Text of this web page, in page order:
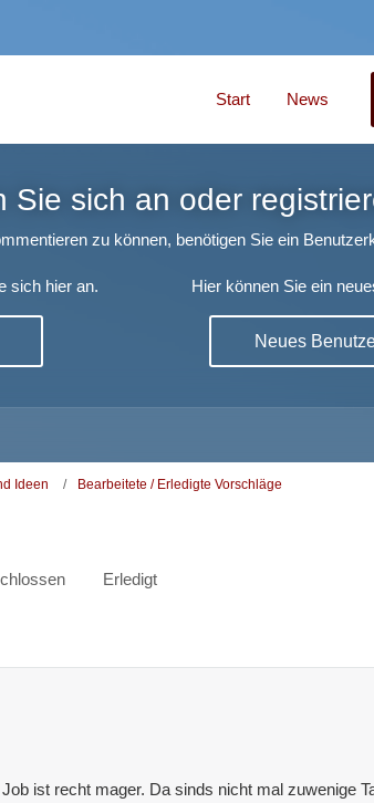
Start News
Sie sich an oder
zu können, benötigen Sie ein
sich hier an. Hier können Sie ein
Neues
Ideen Bearbeitete / Erledigte Vorschläge
Erledigt
ist recht mager. Da sinds nicht mal zuwenige